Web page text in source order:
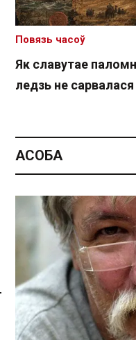
Спасылка без VPN
Як славутае
ледзь не сарвалася
Повязь часоў
АСОБА